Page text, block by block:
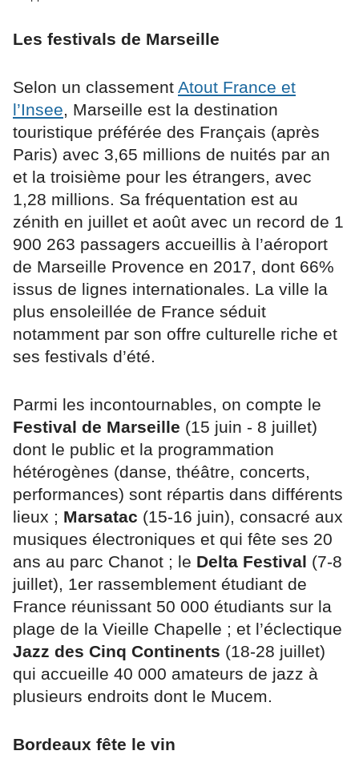
Les festivals de Marseille
Selon un classement Atout France et
l’Insee, Marseille est la destination
touristique préférée des Français (après
Paris) avec 3,65 millions de nuités par an
et la troisième pour les étrangers, avec
1,28 millions. Sa fréquentation est au
zénith en juillet et août avec un record de 1
900 263 passagers accueillis à l’aéroport
de Marseille Provence en 2017, dont 66%
issus de lignes internationales. La ville la
plus ensoleillée de France séduit
notamment par son offre culturelle riche et
ses festivals d’été.
Parmi les incontournables, on compte le
Festival de Marseille (15 juin - 8 juillet)
dont le public et la programmation
hétérogènes (danse, théâtre, concerts,
performances) sont répartis dans différents
lieux ; Marsatac (15-16 juin), consacré aux
musiques électroniques et qui fête ses 20
ans au parc Chanot ; le Delta Festival (7-8
juillet), 1er rassemblement étudiant de
France réunissant 50 000 étudiants sur la
plage de la Vieille Chapelle ; et l’éclectique
Jazz des Cinq Continents (18-28 juillet)
qui accueille 40 000 amateurs de jazz à
plusieurs endroits dont le Mucem.
Bordeaux fête le vin